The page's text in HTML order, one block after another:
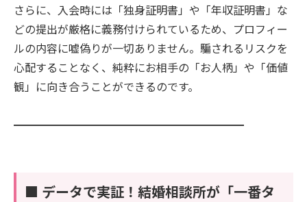
さらに、入会時には「独身証明書」や「年収証明書」な
どの提出が厳格に義務付けられているため、プロフィー
ルの内容に嘘偽りが一切ありません。騙されるリスクを
心配することなく、純粋にお相手の「お人柄」や「価値
観」に向き合うことができるのです。
━━━━━━━━━━━━━━━━━━━━━
■ データで実証！結婚相談所が「一番タ